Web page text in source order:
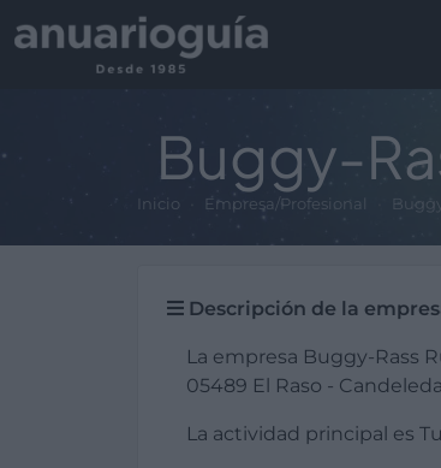
Buggy-
Inicio Empresa/Profesional
Descripción de la
La empresa Buggy-Rass
05489 El Raso -
La actividad principal es